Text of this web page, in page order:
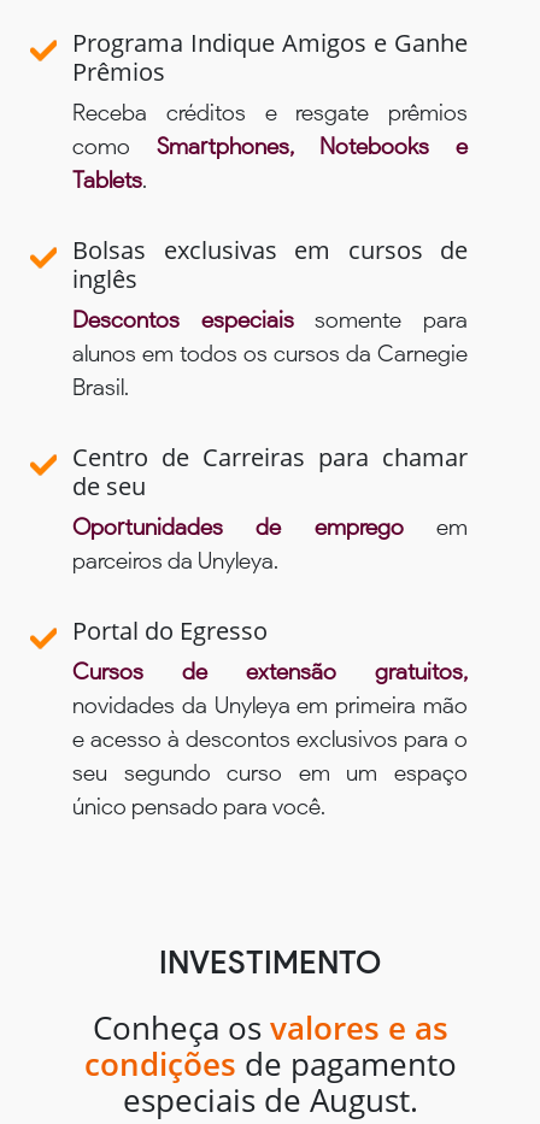
Programa Indique Amigos e Ganhe
Prêmios
Receba créditos e resgate prêmios
como Smartphones, Notebooks e
Tablets.
Bolsas exclusivas em cursos de
inglês
Descontos especiaissomente para
alunos em todos os cursos da Carnegie
Brasil.
Centro de Carreiras para chamar
de seu
Oportunidades de empregoem
parceiros da Unyleya.
Portal do Egresso
Cursos de extensão gratuitos,
novidades da Unyleya em primeira mão
e acesso à descontos exclusivos para o
seu segundo curso em um espaço
único pensado para você.
INVESTIMENTO
Conheça os valores e as
condições de pagamento
especiais de August.